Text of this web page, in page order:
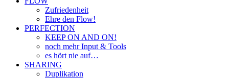
Zufriedenheit
Ehre den Flow!
PERFECTION
KEEP ON AND ON!
noch mehr Input & Tools
es hört nie auf…
SHARING
Duplikation